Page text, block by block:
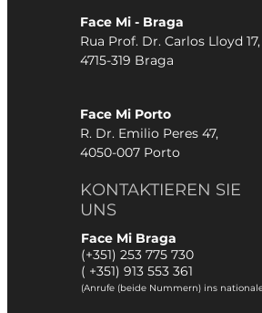
Face Mi - Braga
Rua Prof. Dr. Carlos Lloyd 17,
4715-319 Braga
Face Mi Porto
R. Dr. Emilio Peres 47,
4050-007 Porto
KONTAKTIEREN SIE
UNS
Face Mi Braga
(+351) 253 775 730
( +351) 913 553 361
(Anrufe (beide Nummern) ins